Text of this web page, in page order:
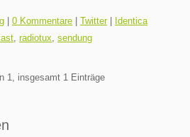
0 Kommentare Twitter|
Identica
, radiotux, sendung
1, insgesamt 1 Einträge